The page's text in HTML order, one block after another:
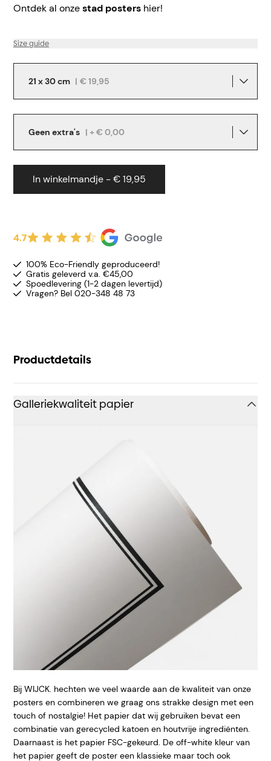
Ontdek al onzestad posters hier!
Size guide
21 x 30 cm | € 19,95
Geen extra's | + € 0,00
In winkelmandje - € 19,95
4.7
100% Eco-Friendly geproduceerd!
Gratis geleverd v.a. €45,00
Spoedlevering (1-2 dagen levertijd)
Vragen? Bel 020-348 48 73
Productdetails
Galleriekwaliteit papier
Bij WIJCK. hechten we veel waarde aan de kwaliteit van onze
posters en combineren we graag ons strakke design met een
touch of nostalgie! Het papier dat wij gebruiken bevat een
combinatie van gerecycled katoen en houtvrije ingrediënten.
Daarnaast is het papier FSC-gekeurd. De off-white kleur van
het papier geeft de poster een klassieke maar toch ook